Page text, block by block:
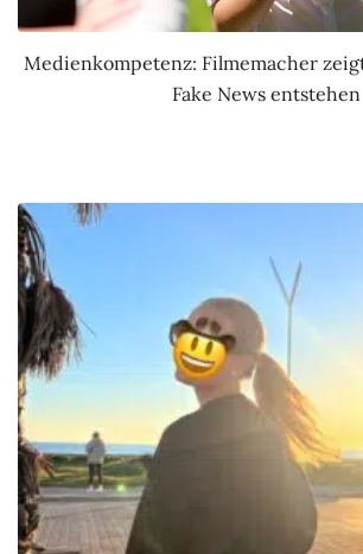
Medienkompetenz: Filmemacher
Fake News entstehen